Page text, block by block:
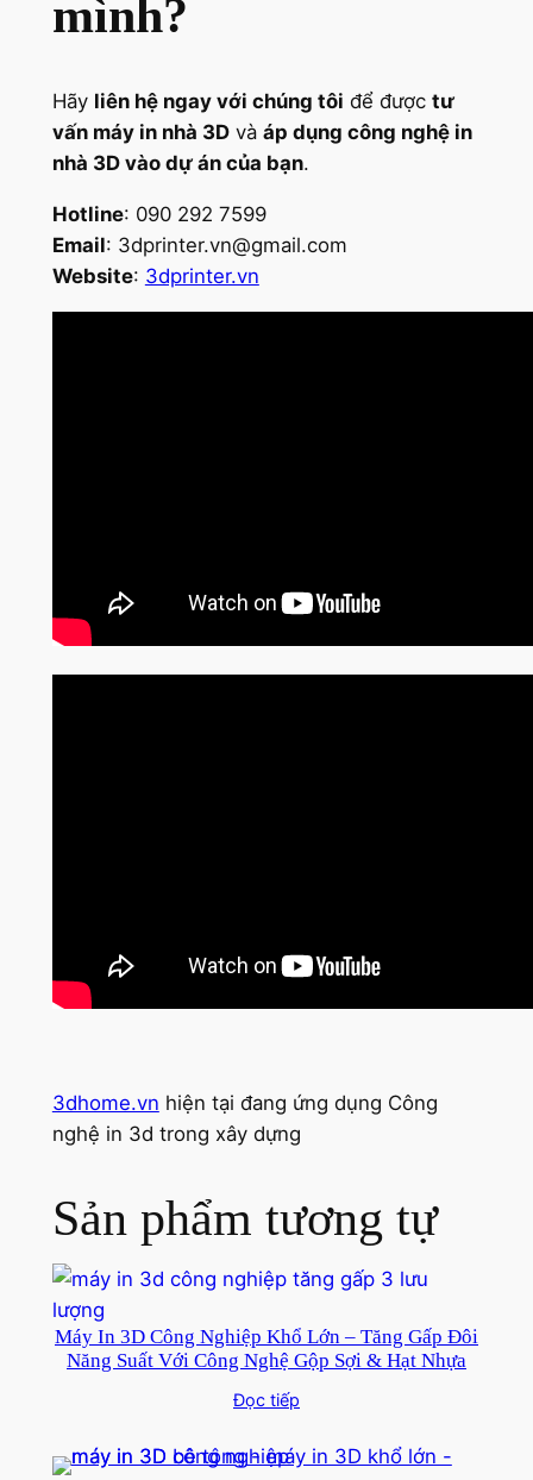
mình?
Hãy liên hệ ngay với chúng tôi để được tư
vấn máy in nhà 3Dvà áp dụng công nghệ in
nhà 3D vào dự án của bạn.
Hotline: 090 292 7599
Email: 3dprinter.vn@gmail.com
Website: 3dprinter.vn
3dhome.vn hiện tại đang ứng dụng Công
nghệ in 3d trong xây dựng
Sản phẩm tương tự
Máy In 3D Công Nghiệp Khổ Lớn – Tăng Gấp Đôi
Năng Suất Với Công Nghệ Gộp Sợi & Hạt Nhựa
Đọc tiếp